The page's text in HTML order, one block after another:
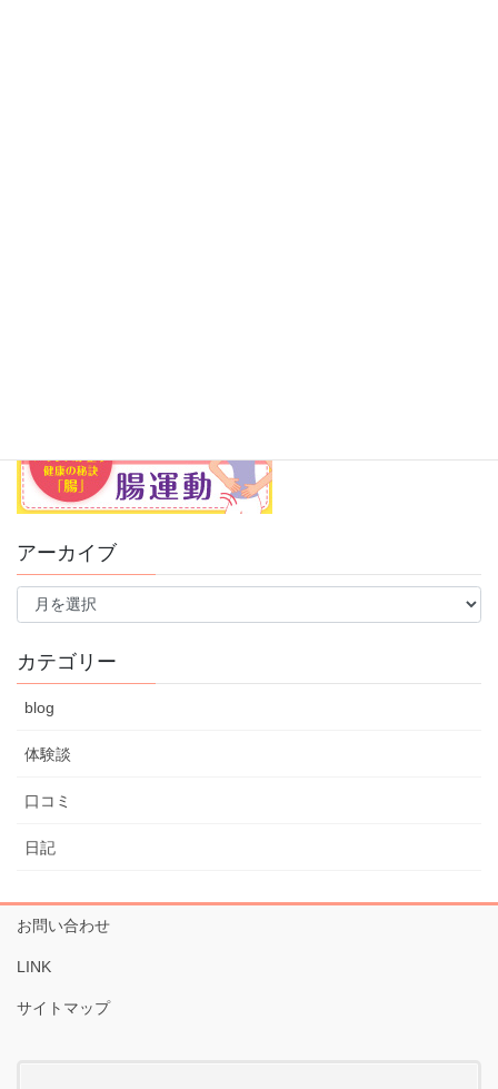
アーカイブ
ア
イ
カテゴリー
blog
体験談
口コミ
日記
お問い合わせ
LINK
サイトマップ